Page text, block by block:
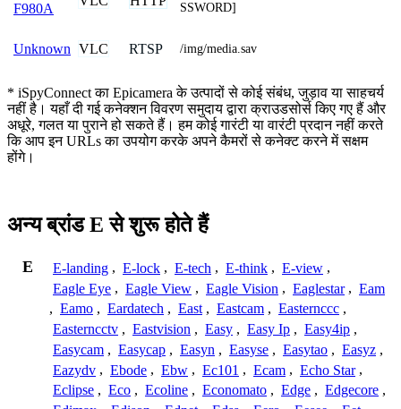
F980A SSWORD]
Unknown VLC RTSP /img/media.sav
* iSpyConnect का Epicamera के उत्पादों से कोई संबंध, जुड़ाव या साहचर्य
नहीं है। यहाँ दी गई कनेक्शन विवरण समुदाय द्वारा क्राउडसोर्स किए गए हैं और
अधूरे, गलत या पुराने हो सकते हैं। हम कोई गारंटी या वारंटी प्रदान नहीं करते
कि आप इन URLs का उपयोग करके अपने कैमरों से कनेक्ट करने में सक्षम
होंगे।
अन्य ब्रांड E से शुरू होते हैं
E E-landing , E-lock , E-tech , E-think , E-view ,
Eagle Eye , Eagle View , Eagle Vision , Eaglestar , Eam
, Eamo , Eardatech , East , Eastcam , Easternccc ,
Easterncctv , Eastvision , Easy , Easy Ip , Easy4ip ,
Easycam , Easycap , Easyn , Easyse , Easytao , Easyz ,
Eazydv , Ebode , Ebw , Ec101 , Ecam , Echo Star ,
Eclipse , Eco , Ecoline , Economato , Edge , Edgecore ,